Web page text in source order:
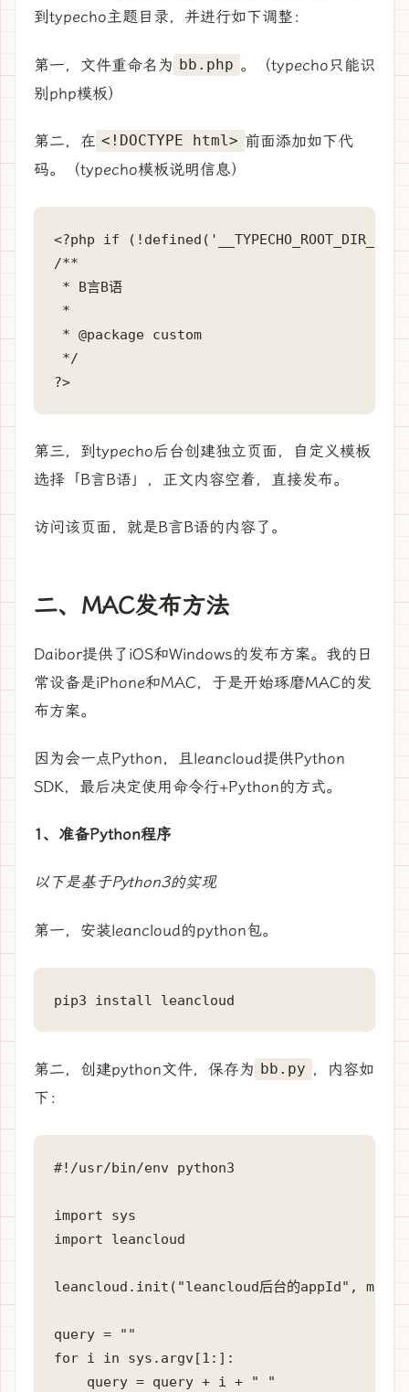
到typecho主题目录，并进行如下调整：
第一，文件重命名为 bb.php 。（typecho只能识
别php模板）
第二，在 <!DOCTYPE html> 前面添加如下代
码。（typecho模板说明信息）
<?php if
/**
* B言B语
*
* @package custom
*/
?>
第三，到typecho后台创建独立页面，自定义模板
选择「B言B语」，正文内容空着，直接发布。
访问该页面，就是B言B语的内容了。
二、MAC发布方法
Daibor提供了iOS和Windows的发布方案。我的日
常设备是iPhone和MAC，于是开始琢磨MAC的发
布方案。
因为会一点Python，且leancloud提供Python
SDK，最后决定使用命令行+Python的方式。
1、准备Python程序
以下是基于Python3的实现
第一，安装leancloud的python包。
pip3 install leancloud
第二，创建python文件，保存为 bb.py ，内容如
下：
#!/usr/bin/env python3
import sys
import leancloud
leancloud.init("leancloud后台的appId",
query = ""
for i in sys.argv[1:]:
    query = query + i + " "